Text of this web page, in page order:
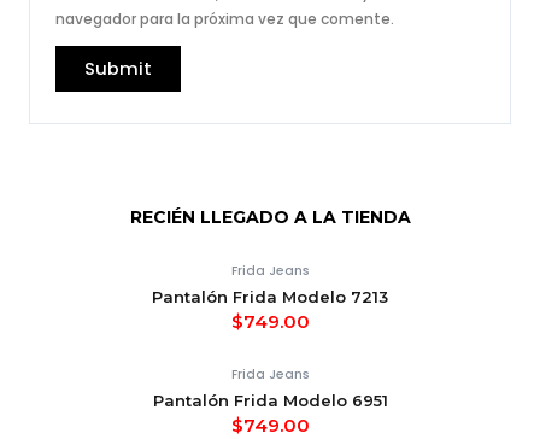
navegador para la próxima vez que comente.
RECIÉN LLEGADO A LA TIENDA
Frida Jeans
Pantalón Frida Modelo 7213
$749.00
Frida Jeans
Pantalón Frida Modelo 6951
$749.00